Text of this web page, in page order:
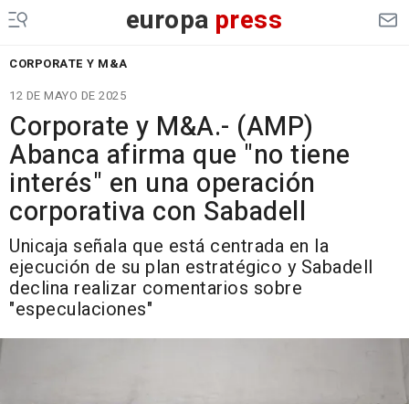
europa press
CORPORATE Y M&A
12 DE MAYO DE 2025
Corporate y M&A.- (AMP)
Abanca afirma que "no tiene
interés" en una operación
corporativa con Sabadell
Unicaja señala que está centrada en la
ejecución de su plan estratégico y Sabadell
declina realizar comentarios sobre
"especulaciones"